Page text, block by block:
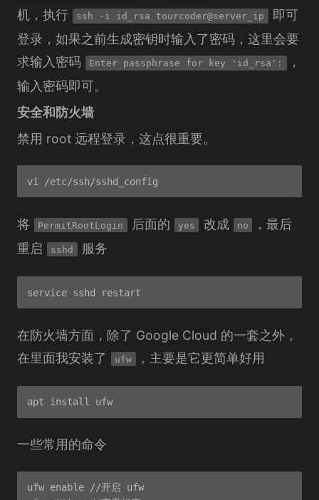
机，执行
ssh -i id_rsa tourcoder@server_ip
即可
登录，如果之前生成密钥时输入了密码，这里会要
求输入密码
Enter passphrase for key 'id_rsa':
，
输入密码即可。
安全和防火墙
禁用 root 远程登录，这点很重要。
将 PermitRootLogin 后面的 yes 改成 no
，最后
重启
sshd 服务
在防火墙方面，除了 Google Cloud 的一套之外，
在里面我安装了
ufw ，主要是它更简单好用
apt install ufw
一些常用的命令
ufw enable //开启 ufw